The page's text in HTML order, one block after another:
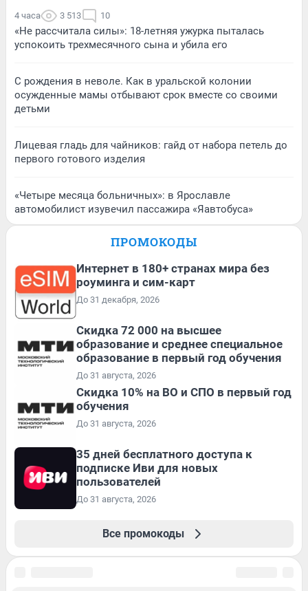
4 часа 3 513 10
«Не рассчитала силы»: 18-летняя ужурка пыталась
успокоить трехмесячного сына и убила его
С рождения в неволе. Как в уральской колонии
осужденные мамы отбывают срок вместе со своими
детьми
Лицевая гладь для чайников: гайд от набора петель до
первого готового изделия
«Четыре месяца больничных»: в Ярославле
автомобилист изувечил пассажира «Яавтобуса»
ПРОМОКОДЫ
Интернет в 180+ странах мира без
роуминга и сим-карт
До 31 декабря, 2026
Скидка 72 000 на высшее
образование и среднее специальное
образование в первый год обучения
До 31 августа, 2026
Скидка 10% на ВО и СПО в первый год
обучения
До 31 августа, 2026
35 дней бесплатного доступа к
подписке Иви для новых
пользователей
До 31 августа, 2026
Все промокоды